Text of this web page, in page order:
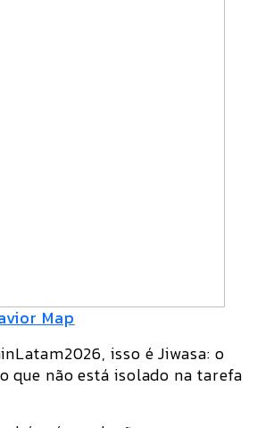
Map
isso éJiwasa: o
que não está isolado na tarefa